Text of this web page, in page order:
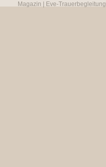
Magazin
Eve-Trauerbegleitung